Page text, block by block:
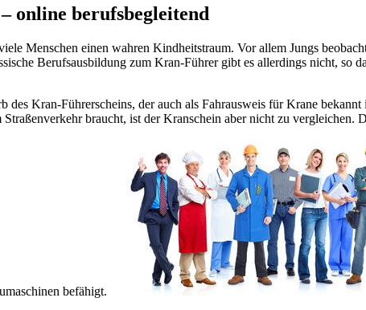
online berufsbegleitend
Menschen einen wahren Kindheitstraum. Vor allem Jungs
Berufsausbildung zum Kran-Führer gibt es allerdings nicht, so
des Kran-Führerscheins, der auch als Fahrausweis für Krane
braucht, ist der Kranschein aber nicht zu vergleichen.
befähigt.